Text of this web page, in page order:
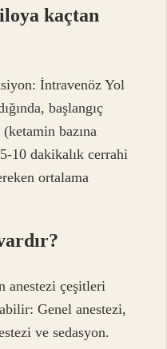
kaçtan
İntravenöz Yol
başlangıç
bazına
10 dakikalık cerrahi
ortalama
anestezi çeşitleri
Genel anestezi,
ve sedasyon.